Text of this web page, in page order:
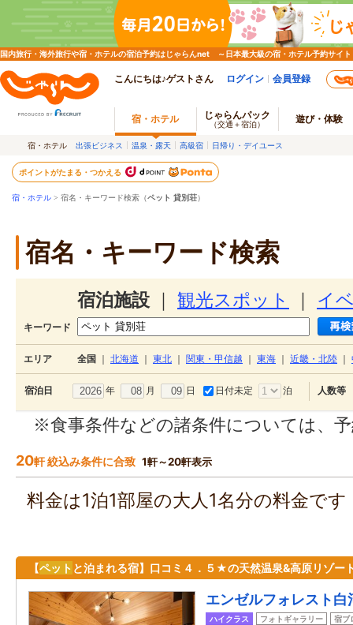
国内旅行・海外旅行や宿・ホテルの宿泊予約はじゃらんnet ～日本最大級の宿・ホテル予約サイト
こんにちは♪ゲストさん ログイン 会員登録
宿・ホテル じゃらんパック
（交通＋宿泊） 遊び・体験
宿・ホテル 出張ビジネス 温泉・露天 高級宿 日帰り・デイユース
ポイントがたまる・つかえる
宿・ホテル > 宿名・キーワード検索（ペット 貸別荘）
宿名・キーワード検索
宿泊施設 観光スポット イ
キーワード
エリア 全国 北海道 東北 関東・甲信越 東海 近畿・北陸
宿泊日 年 月 日 日付未定 泊 人数等
※食事条件などの諸条件については、
20軒 絞込み条件に合致 1軒～20軒表示
料金は1泊1部屋の大人1名分の料金で
【ペット と泊まれる宿】口コミ４．５★の天然温泉&高原リゾー
エンゼルフォレスト白
ハイクラス フォトギャラリー 宿ブ